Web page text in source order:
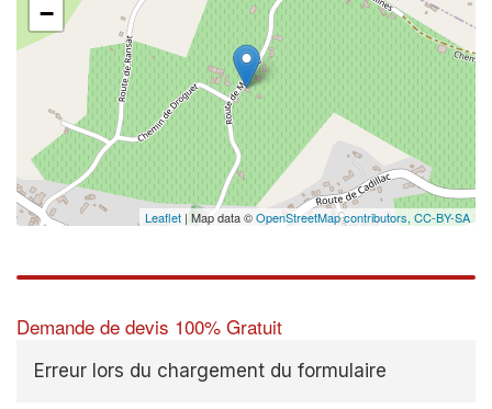
−
Leaflet | Map data ©OpenStreetMap contributors, CC-BY-SA
Demande de devis 100% Gratuit
Erreur lors du chargement du formulaire